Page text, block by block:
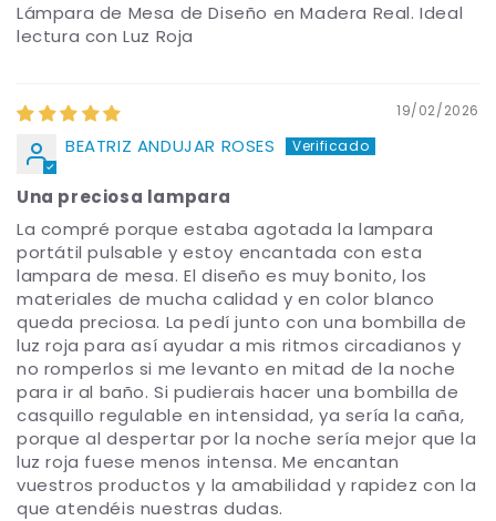
Lámpara de Mesa de Diseño en Madera Real. Ideal
lectura con Luz Roja
19/02/2026
BEATRIZ ANDUJAR ROSES
Una preciosa lampara
La compré porque estaba agotada la lampara
portátil pulsable y estoy encantada con esta
lampara de mesa. El diseño es muy bonito, los
materiales de mucha calidad y en color blanco
queda preciosa. La pedí junto con una bombilla de
luz roja para así ayudar a mis ritmos circadianos y
no romperlos si me levanto en mitad de la noche
para ir al baño. Si pudierais hacer una bombilla de
casquillo regulable en intensidad, ya sería la caña,
porque al despertar por la noche sería mejor que la
luz roja fuese menos intensa. Me encantan
vuestros productos y la amabilidad y rapidez con la
que atendéis nuestras dudas.